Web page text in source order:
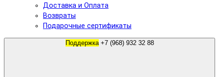
Доставка и Оплата
Возвраты
Подарочные сертификаты
Поддержка +7 (968) 932 32 88